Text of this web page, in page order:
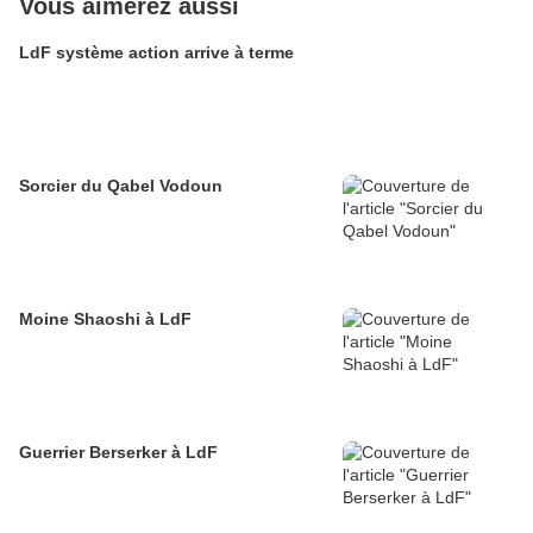
Vous aimerez aussi
LdF système action arrive à terme
Sorcier du Qabel Vodoun
Moine Shaoshi à LdF
Guerrier Berserker à LdF